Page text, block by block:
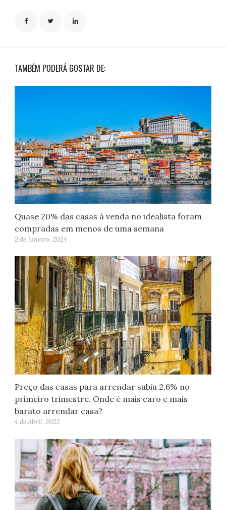
TAMBÉM PODERÁ GOSTAR DE:
Quase 20% das casas à venda no idealista foram
compradas em menos de uma semana
2 de Janeiro, 2024
Preço das casas para arrendar subiu 2,6% no
primeiro trimestre. Onde é mais caro e mais
barato arrendar casa?
4 de Abril, 2022